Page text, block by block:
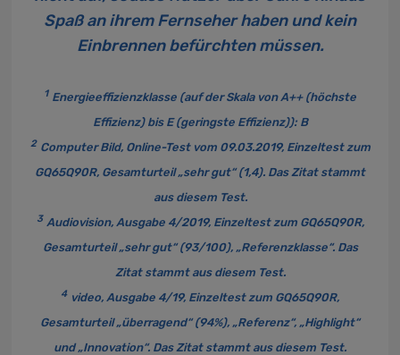
Spaß an ihrem Fernseher haben und kein
Einbrennen befürchten müssen.
1 Energieeffizienzklasse (auf der Skala von A++ (höchste
Effizienz) bis E (geringste Effizienz)): B
2 Computer Bild, Online-Test vom 09.03.2019, Einzeltest zum
GQ65Q90R, Gesamturteil „sehr gut“ (1,4). Das Zitat stammt
aus diesem Test.
3 Audiovision, Ausgabe 4/2019, Einzeltest zum GQ65Q90R,
Gesamturteil „sehr gut“ (93/100), „Referenzklasse“. Das
Zitat stammt aus diesem Test.
4 video, Ausgabe 4/19, Einzeltest zum GQ65Q90R,
Gesamturteil „überragend“ (94%), „Referenz“, „Highlight“
und „Innovation“. Das Zitat stammt aus diesem Test.